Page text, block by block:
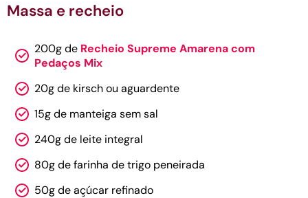
Massa e recheio
200g de Recheio Supreme Amarena com
Pedaços Mix
20g de kirsch ou aguardente
15g de manteiga sem sal
240g de leite integral
80g de farinha de trigo peneirada
50g de açúcar refinado